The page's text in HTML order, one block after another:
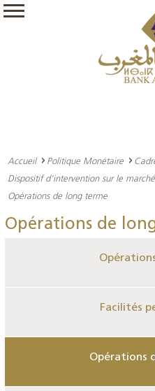
Accueil Politique Monétaire
Dispositif d’intervention sur le
Opérations de long terme
Opérations de
Facilités
Opérations